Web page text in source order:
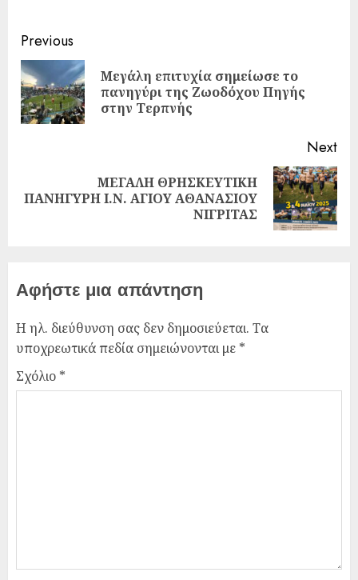
Previous
Μεγάλη επιτυχία σημείωσε το
πανηγύρι της Ζωοδόχου Πηγής
στην Τερπνής
Next
ΜΕΓΑΛΗ ΘΡΗΣΚΕΥΤΙΚΗ
ΠΑΝΗΓΥΡΗ Ι.Ν. ΑΓΙΟΥ ΑΘΑΝΑΣΙΟΥ
ΝΙΓΡΙΤΑΣ
Αφήστε μια απάντηση
Η ηλ. διεύθυνση σας δεν δημοσιεύεται. Τα
υποχρεωτικά πεδία σημειώνονται με *
Σχόλιο *